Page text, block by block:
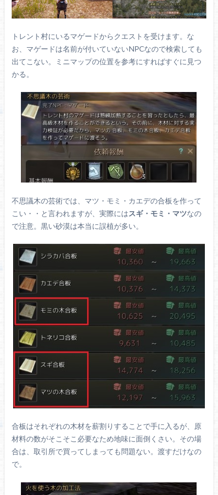
トレント村にいるマゲードからクエストを受けます。な
お、マゲードは名前が付いていないNPCなので検索しても
出てこない。ミニマップの位置を参考にすればすぐに見つ
かる。
不思議木の芸術では、マツ・モミ・カエデの合板を作って
こい・・と言われますが、実際にはスギ・モミ・マツなの
で注意。黒い砂漠は本当に誤植が多い。
合板はそれぞれの木材を薪割りすることで手に入るが、原
材料の数がそこそこ必要なため地味に面倒くさい。その場
合は、取引所で買ってしまっても問題ない。渡すだけなの
で。